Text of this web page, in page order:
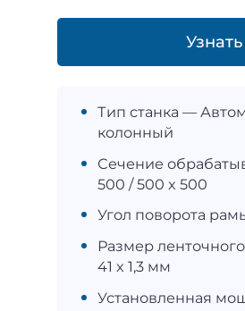
Тип станка —
колонный
Сечение
500 / 500 x 500
Угол поворота
Размер
41 x 1,3 мм
Установленная